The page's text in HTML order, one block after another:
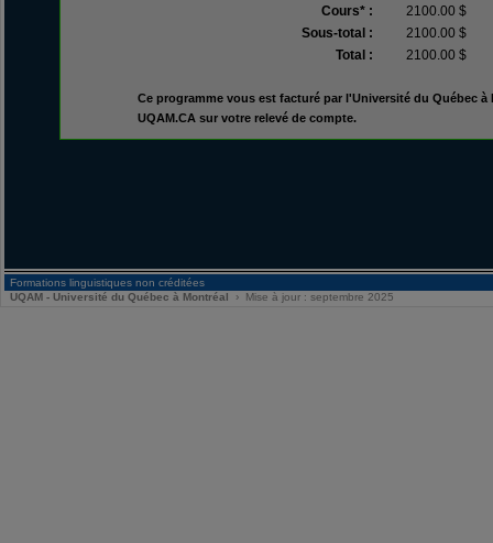
Cours* :
2100.00 $
Sous-total :
2100.00 $
Total :
2100.00 $
Ce programme vous est facturé par l'Université du Québec
UQAM.CA sur votre relevé de compte.
Formations linguistiques non créditées
UQAM - Université du Québec à Montréal › Mise à jour : septembre 2025